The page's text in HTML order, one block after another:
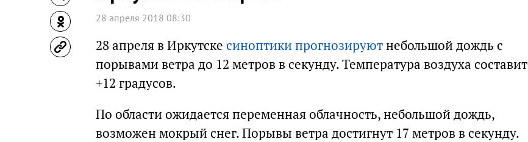
28 апреля 2018 08:30
28 апреля в Иркутске синоптики прогнозируютнебольшой дождь с
порывами ветра до 12 метров в секунду. Температура воздуха составит
+12 градусов.
По области ожидается переменная облачность, небольшой дождь,
возможен мокрый снег. Порывы ветра достигнут 17 метров в секунду.